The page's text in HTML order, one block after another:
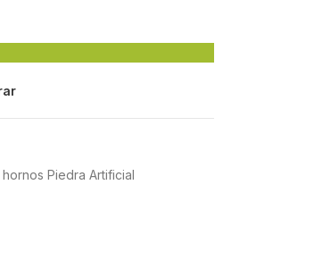
Piedra Artificial